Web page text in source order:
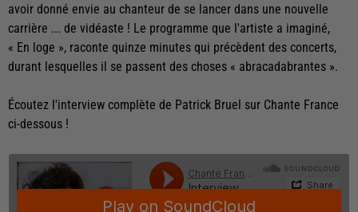
avoir donné envie au chanteur de se lancer dans une nouvelle
carrière ... de vidéaste ! Le programme que l'artiste a imaginé,
« En loge », raconte quinze minutes qui précèdent des concerts,
durant lesquelles il se passent des choses « abracadabrantes ».
Écoutez l'interview complète de Patrick Bruel sur Chante France
ci-dessous !